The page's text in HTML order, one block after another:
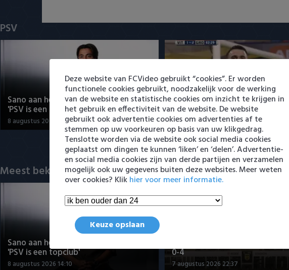
PSV
Sano aan het woord na PSV-transfer:
'PSV is een topclub'
8 augustus 2026 14:10
PSV presenteert Filip Kostic:
Serviër tekent voor t…
6 augustus 2026 16:30
Meest bekeken
Sano aan het woord na PSV-transfer:
'PSV is een topclub'
8 augustus 2026 14:10
Samenvatting sc Cambuur -
0-4
7 augustus 2026 22:37
Deze website van FCVideo gebruikt “cookies”. Er worden
functionele cookies gebruikt, noodzakelijk voor de werking
van de website en statistische cookies om inzicht te krijgen in
het gebruik en effectiviteit van de website. De website
gebruikt ook advertentie cookies om advertenties af te
stemmen op uw voorkeuren op basis van uw klikgedrag.
Tenslotte worden via de website ook social media cookies
geplaatst om dingen te kunnen ‘liken’ en ‘delen’. Advertentie-
en social media cookies zijn van derde partijen en verzamelen
mogelijk ook uw gegevens buiten deze websites. Meer weten
over cookies? Klikhier voor meer informatie.
Keuze opslaan